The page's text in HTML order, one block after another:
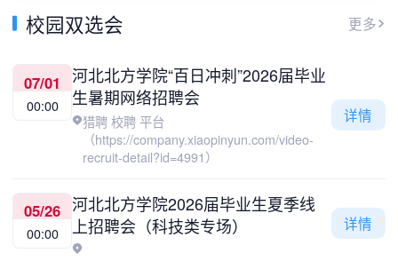
校园双选会 更多
07/01
00:00
河北北方学院“百日冲刺”2026届毕业
生暑期网络招聘会
猎聘 校聘 平台
（https://company.xiaopinyun.com/video-
recruit-detail?id=4991）
详情
05/26
00:00
河北北方学院2026届毕业生夏季线
上招聘会（科技类专场）
详情